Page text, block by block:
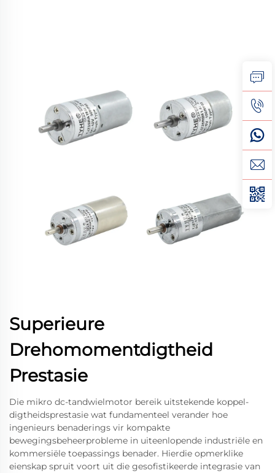
Superieure
Drehomomentdigtheid
Prestasie
Die mikro dc-tandwielmotor bereik uitstekende koppel-
digtheidsprestasie wat fundamenteel verander hoe
ingenieurs benaderings vir kompakte
bewegingsbeheerprobleme in uiteenlopende industriële en
kommersiële toepassings benader. Hierdie opmerklike
eienskap spruit voort uit die gesofistikeerde integrasie van